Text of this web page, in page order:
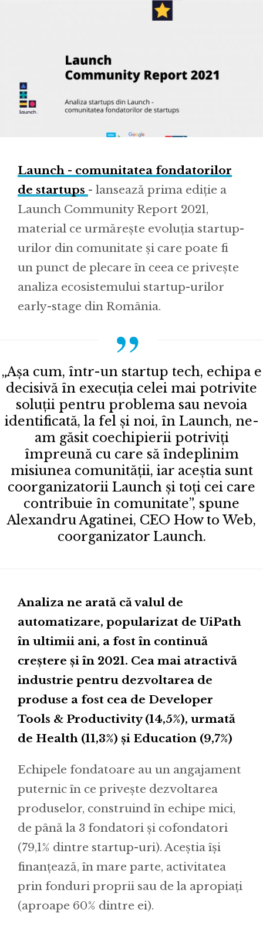
Launch - comunitatea fondatorilor
de startups - lansează prima ediție a
Launch Community Report 2021,
material ce urmărește evoluția startup-
urilor din comunitate și care poate fi
un punct de plecare în ceea ce privește
analiza ecosistemului startup-urilor
early-stage din România.
„Așa cum, într-un startup tech, echipa e
decisivă în execuția celei mai potrivite
soluții pentru problema sau nevoia
identificată, la fel și noi, în Launch, ne-
am găsit coechipierii potriviți
împreună cu care să îndeplinim
misiunea comunității, iar aceștia sunt
coorganizatorii Launch și toți cei care
contribuie în comunitate”, spune
Alexandru Agatinei, CEO How to Web,
coorganizator Launch.
Analiza ne arată că valul de
automatizare, popularizat de UiPath
în ultimii ani, a fost în continuă
creștere și în 2021. Cea mai atractivă
industrie pentru dezvoltarea de
produse a fost cea de Developer
Tools & Productivity (14,5%), urmată
de Health (11,3%) și Education (9,7%)
Echipele fondatoare au un angajament
puternic în ce privește dezvoltarea
produselor, construind în echipe mici,
de până la 3 fondatori și cofondatori
(79,1% dintre startup-uri). Aceștia își
finanțează, în mare parte, activitatea
prin fonduri proprii sau de la apropiați
(aproape 60% dintre ei).